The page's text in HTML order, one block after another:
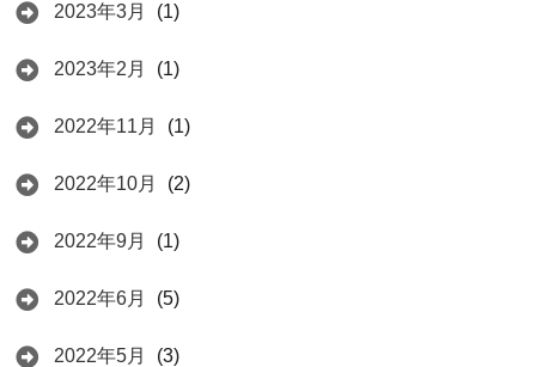
2023年3月 (1)
2023年2月 (1)
2022年11月 (1)
2022年10月 (2)
2022年9月 (1)
2022年6月 (5)
2022年5月 (3)